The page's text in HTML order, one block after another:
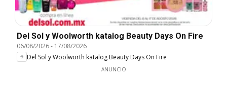
Del Sol y Woolworth katalog Beauty Days On Fire
06/08/2026- 17/08/2026
Del Sol y Woolworth katalog Beauty Days On Fire
ANUNCIO